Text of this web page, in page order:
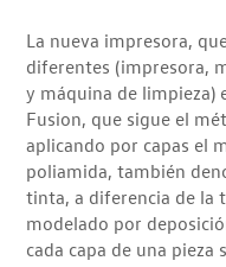
La nueva impresora,
diferentes (impresora,
y máquina de
Fusion, que sigue el
aplicando por capas el
poliamida, también
tinta, a diferencia de la
modelado por
cada capa de una